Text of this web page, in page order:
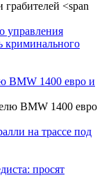
управления
криминального
BMW 1400 евро и
на трассе под
просят